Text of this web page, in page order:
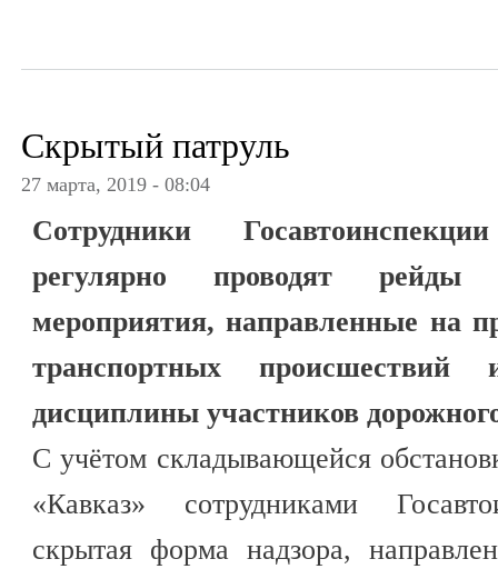
Скрытый патруль
27 марта, 2019 - 08:04
Сотрудники
регулярно проводят рейды
мероприятия, направленные на
транспортных
дисциплины участников
С учётом складывающейся
«Кавказ» сотрудниками
скрытая форма надзора,